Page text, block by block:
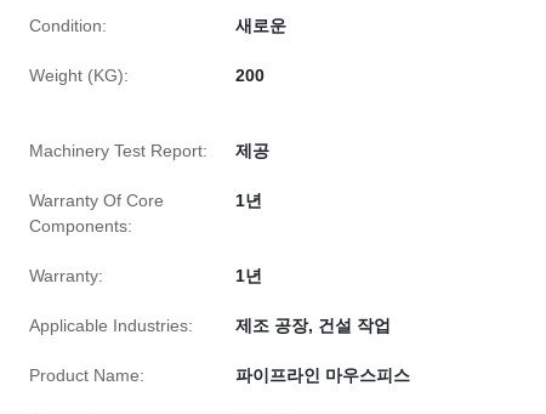
Condition: 새로운
Weight (KG): 200
Machinery Test Report: 제공
Warranty Of Core
Components:
1년
Warranty: 1년
Applicable Industries: 제조 공장, 건설 작업
Product Name: 파이프라인 마우스피스